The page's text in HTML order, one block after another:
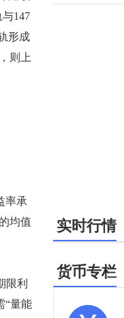
147
形成
则上
率承
均值
限利
“量能
实时行情
货币专栏